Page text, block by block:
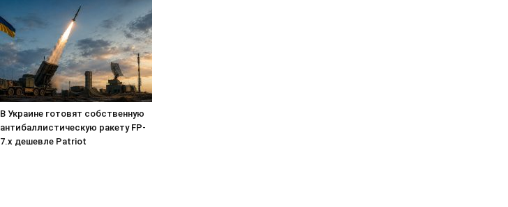
В Украине готовят собственную
антибаллистическую ракету FP-
7.x дешевле Patriot